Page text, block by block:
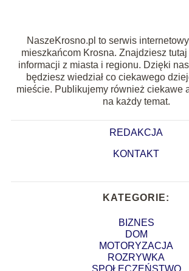
NaszeKrosno.pl to serwis
mieszkańcom Krosna. Znajdziesz
informacji z miasta i regionu. Dzięki
będziesz wiedział co ciekawego
mieście. Publikujemy również ciekawe
na każdy temat.
REDAKCJA
KONTAKT
KATEGORIE:
BIZNES
DOM
MOTORYZACJA
ROZRYWKA
SPOŁECZEŃSTWO